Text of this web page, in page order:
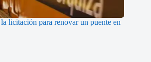
licitación para renovar un puente en